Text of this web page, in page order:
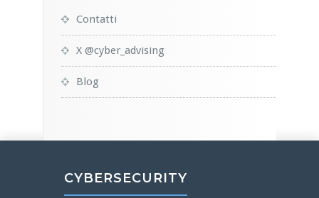
Contatti
X @cyber_advising
Blog
CYBERSECURITY